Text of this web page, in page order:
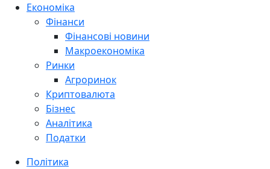
Економіка
Фінанси
Фінансові новини
Макроекономіка
Ринки
Агроринок
Криптовалюта
Бізнес
Аналітика
Податки
Політика